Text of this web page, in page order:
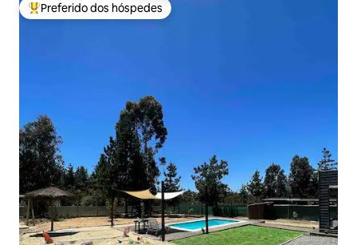
Entre os melhores preferidos dos hóspedes
Preferido dos hóspedes